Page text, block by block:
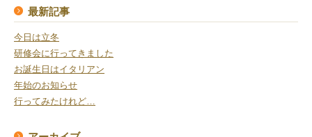
最新記事
今日は立冬
研修会に行ってきました
お誕生日はイタリアン
年始のお知らせ
行ってみたけれど…